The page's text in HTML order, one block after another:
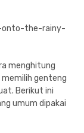
onto-the-rainy-
menghitung
genteng
Berikut ini
umum dipakai